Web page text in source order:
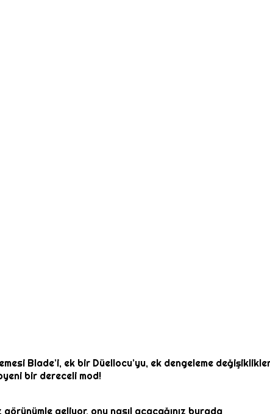
Blade’i, ek bir Düellocu’yu, ek dengeleme
bir dereceli mod!